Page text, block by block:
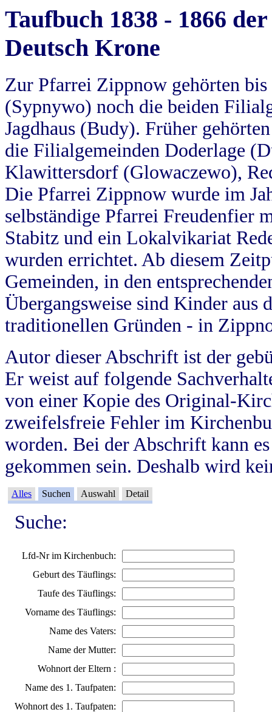
Taufbuch 1838 - 1866
Deutsch Krone
Zur Pfarrei Zippnow gehörten
(Sypnywo) noch die beiden
Jagdhaus (Budy). Früher
die Filialgemeinden Doderlage
Klawittersdorf (Glowaczewo),
Die Pfarrei Zippnow wurde im
selbständige Pfarrei Freudenfier
Stabitz und ein Lokalvikariat
wurden errichtet. Ab diesem
Gemeinden, in den
Übergangsweise sind Kinder aus
traditionellen Gründen - in
Autor dieser Abschrift ist der
Er weist auf folgende
von einer Kopie des Original-
zweifelsfreie Fehler im
worden. Bei der Abschrift kann
gekommen sein. Deshalb wird
Alles Suchen Auswahl Detail
Suche:
Lfd-Nr im Kirchenbuch:
Geburt des Täuflings:
Taufe des Täuflings:
Vorname des Täuflings:
Name des Vaters:
Name der Mutter:
Wohnort der Eltern :
Name des 1. Taufpaten:
Wohnort des 1. Taufpaten: